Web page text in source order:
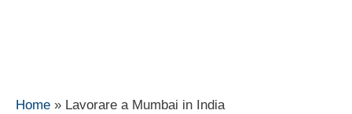
Home » Lavorare a Mumbai in India